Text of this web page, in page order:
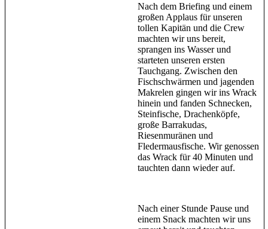
Nach dem Briefing und einem
großen Applaus für unseren
tollen Kapitän und die Crew
machten wir uns bereit,
sprangen ins Wasser und
starteten unseren ersten
Tauchgang. Zwischen den
Fischschwärmen und jagenden
Makrelen gingen wir ins Wrack
hinein und fanden Schnecken,
Steinfische, Drachenköpfe,
große Barrakudas,
Riesenmuränen und
Fledermausfische. Wir genossen
das Wrack für 40 Minuten und
tauchten dann wieder auf.
Nach einer Stunde Pause und
einem Snack machten wir uns